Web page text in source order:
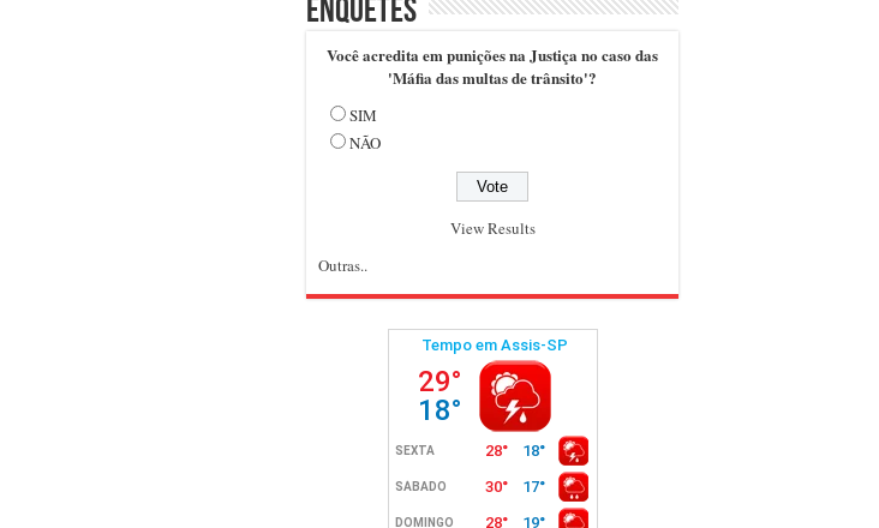
Enquetes
Você acredita em punições na Justiça no caso das
'Máfia das multas de trânsito'?
SIM
NÃO
View Results
Outras..